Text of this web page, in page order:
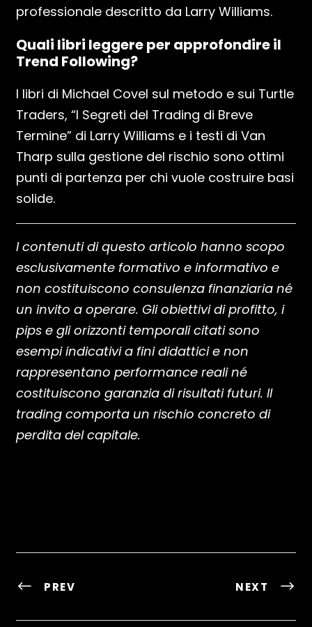
professionale descritto da Larry Williams.
Quali libri leggere per approfondire il
Trend Following?
I libri di Michael Covel sul metodo e sui Turtle
Traders, “I Segreti del Trading di Breve
Termine” di Larry Williams e i testi di Van
Tharp sulla gestione del rischio sono ottimi
punti di partenza per chi vuole costruire basi
solide.
I contenuti di questo articolo hanno scopo
esclusivamente formativo e informativo e
non costituiscono consulenza finanziaria né
un invito a operare. Gli obiettivi di profitto, i
pips e gli orizzonti temporali citati sono
esempi indicativi a fini didattici e non
rappresentano performance reali né
costituiscono garanzia di risultati futuri. Il
trading comporta un rischio concreto di
perdita del capitale.
PREV NEXT